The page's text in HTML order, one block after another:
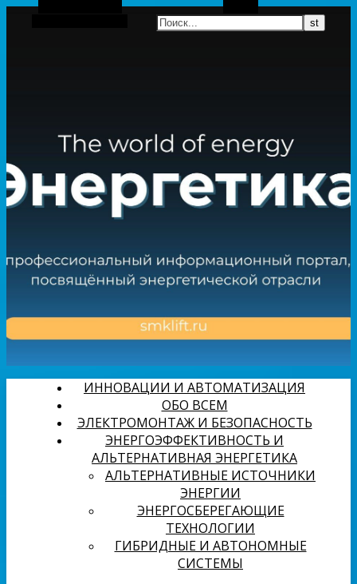
Боковая панель
ИННОВАЦИИ И АВТОМАТИЗАЦИЯ
ОБО ВСЕМ
ЭЛЕКТРОМОНТАЖ И БЕЗОПАСНОСТЬ
ЭНЕРГОЭФФЕКТИВНОСТЬ И
АЛЬТЕРНАТИВНАЯ ЭНЕРГЕТИКА
АЛЬТЕРНАТИВНЫЕ ИСТОЧНИКИ
ЭНЕРГИИ
ЭНЕРГОСБЕРЕГАЮЩИЕ
ТЕХНОЛОГИИ
ГИБРИДНЫЕ И АВТОНОМНЫЕ
СИСТЕМЫ